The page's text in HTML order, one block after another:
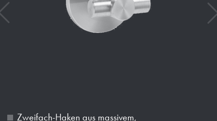
Zweifach-Haken aus massivem,